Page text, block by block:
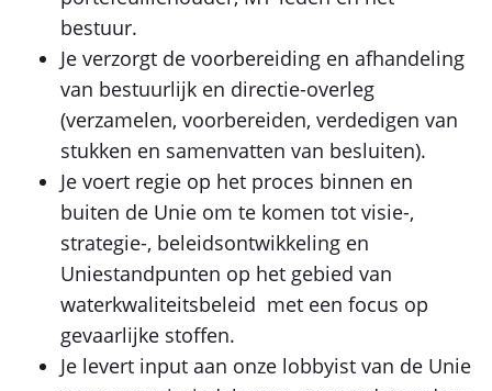
bestuur.
Je verzorgt de voorbereiding en afhandeling
van bestuurlijk en directie-overleg
(verzamelen, voorbereiden, verdedigen van
stukken en samenvatten van besluiten).
Je voert regie op het proces binnen en
buiten de Unie om te komen tot visie-,
strategie-, beleidsontwikkeling en
Uniestandpunten op het gebied van
waterkwaliteitsbeleid met een focus op
gevaarlijke stoffen.
Je levert input aan onze lobbyist van de Unie